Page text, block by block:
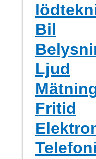
Bil
Ljud
Fritid
Telefoni